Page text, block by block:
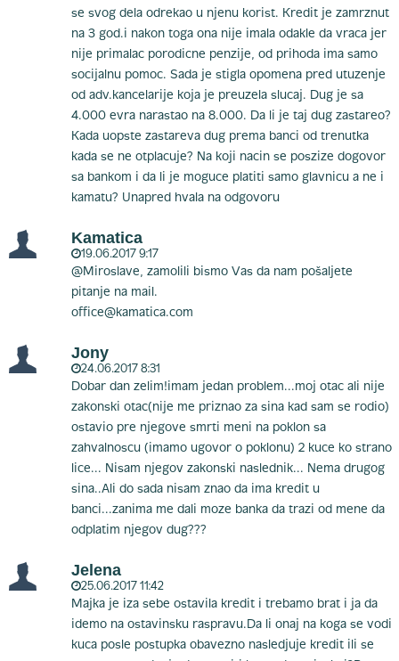
se svog dela odrekao u njenu korist. Kredit je zamrznut
na 3 god.i nakon toga ona nije imala odakle da vraca jer
nije primalac porodicne penzije, od prihoda ima samo
socijalnu pomoc. Sada je stigla opomena pred utuzenje
od adv.kancelarije koja je preuzela slucaj. Dug je sa
4.000 evra narastao na 8.000. Da li je taj dug zastareo?
Kada uopste zastareva dug prema banci od trenutka
kada se ne otplacuje? Na koji nacin se poszize dogovor
sa bankom i da li je moguce platiti samo glavnicu a ne i
kamatu? Unapred hvala na odgovoru
Kamatica
19.06.2017 9:17
@Miroslave, zamolili bismo Vas da nam pošaljete
pitanje na mail.
office@kamatica.com
Jony
24.06.2017 8:31
Dobar dan zelim!imam jedan problem...moj otac ali nije
zakonski otac(nije me priznao za sina kad sam se rodio)
ostavio pre njegove smrti meni na poklon sa
zahvalnoscu (imamo ugovor o poklonu) 2 kuce ko strano
lice... Nisam njegov zakonski naslednik... Nema drugog
sina..Ali do sada nisam znao da ima kredit u
banci...zanima me dali moze banka da trazi od mene da
odplatim njegov dug???
Jelena
25.06.2017 11:42
Majka je iza sebe ostavila kredit i trebamo brat i ja da
idemo na ostavinsku raspravu.Da li onaj na koga se vodi
kuca posle postupka obavezno nasledjuje kredit ili se